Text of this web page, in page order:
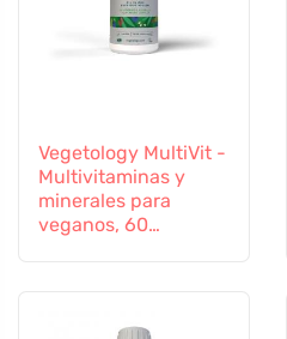
Vegetology MultiVit -
Multivitaminas y
minerales para
veganos, 60